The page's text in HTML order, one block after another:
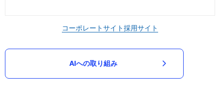
コーポレートサイト採用サイト
AIへの取り組み